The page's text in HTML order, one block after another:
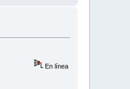
En línea